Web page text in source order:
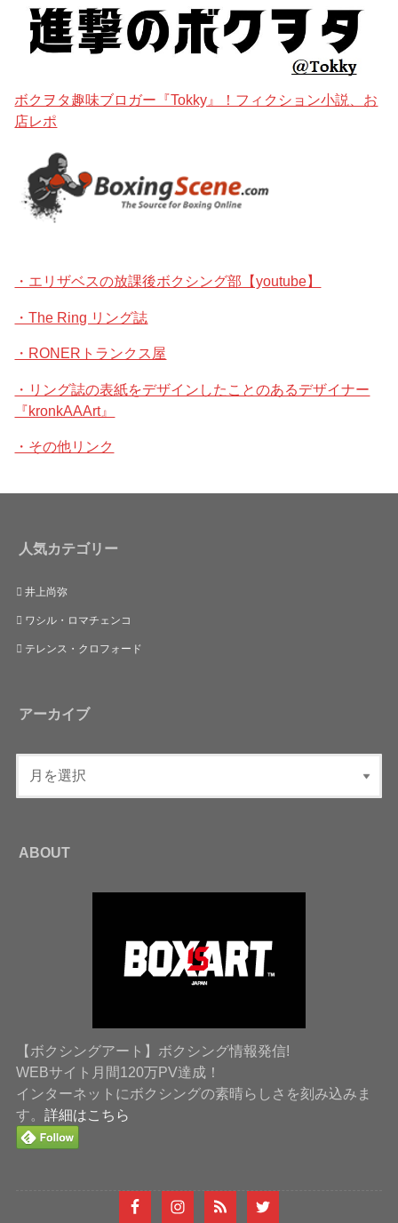
ボクヲタ趣味ブロガー『Tokky』！フィクション小説、お
店レポ
・エリザベスの放課後ボクシング部【youtube】
・The Ring リング誌
・RONERトランクス屋
・リング誌の表紙をデザインしたことのあるデザイナー
『kronkAAArt』
・その他リンク
人気カテゴリー
井上尚弥
ワシル・ロマチェンコ
テレンス・クロフォード
アーカイブ
ABOUT
【ボクシングアート】ボクシング情報発信!
WEBサイト月間120万PV達成！
インターネットにボクシングの素晴らしさを刻み込みま
す。 詳細はこちら